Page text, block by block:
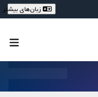
زبان‌های بیشتر